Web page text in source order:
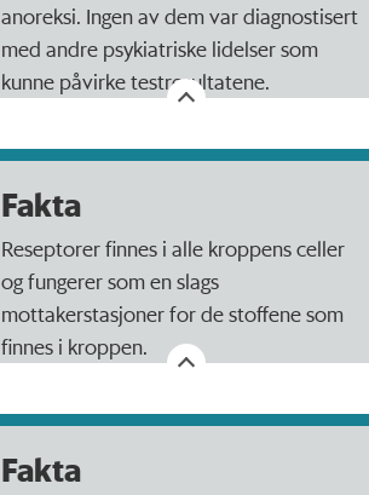
anoreksi. Ingen av dem var diagnostisert
med andre psykiatriske lidelser som
kunne påvirke testresultatene.
Fakta
Reseptorer finnes i alle kroppens celler
og fungerer som en slags
mottakerstasjoner for de stoffene som
finnes i kroppen.
Fakta